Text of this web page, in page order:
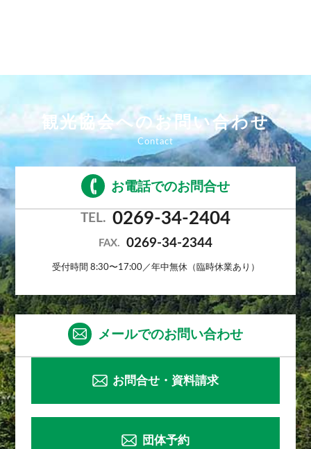
観光協会へのお問い合わせ
お電話でのお問合せ
TEL. 0269-34-2404
FAX. 0269-34-2344
受付時間 8:30〜17:00／年中無休（臨時休業あり）
メールでのお問い合わせ
お問合せ・資料請求
団体予約